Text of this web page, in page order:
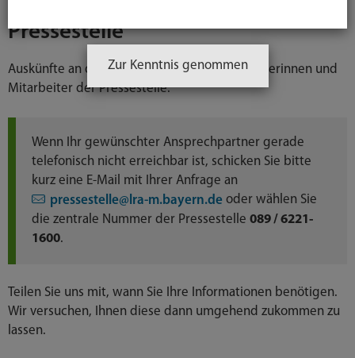
Pressestelle
Auskünfte an die Presse erteilen die Mitarbeiterinnen und
Mitarbeiter der Pressestelle.
Wenn Ihr gewünschter Ansprechpartner gerade
telefonisch nicht erreichbar ist, schicken Sie bitte
kurz eine E-Mail mit Ihrer Anfrage an
pressestelle@lra-m.bayern.de oder wählen Sie
die zentrale Nummer der Pressestelle 089 / 6221-
1600.
Teilen Sie uns mit, wann Sie Ihre Informationen benötigen.
Wir versuchen, Ihnen diese dann umgehend zukommen zu
lassen.
Zur Kenntnis genommen